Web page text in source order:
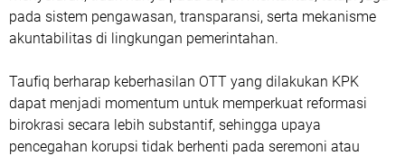
pada sistem pengawasan, transparansi, serta mekanisme
akuntabilitas di lingkungan pemerintahan.
Taufiq berharap keberhasilan OTT yang dilakukan KPK
dapat menjadi momentum untuk memperkuat reformasi
birokrasi secara lebih substantif, sehingga upaya
pencegahan korupsi tidak berhenti pada seremoni atau